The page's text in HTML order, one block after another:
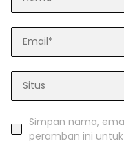
Simpan nama,
peramban ini